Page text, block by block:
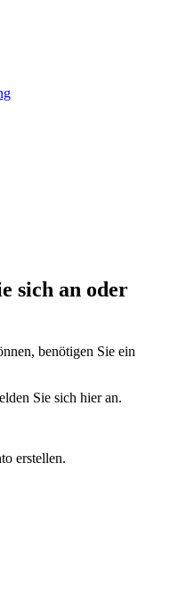
sich an oder
benötigen Sie ein
Sie sich hier an.
erstellen.